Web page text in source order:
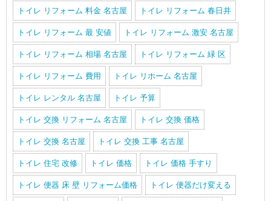
トイレ リフォーム 料金 名古屋 トイレ リフォーム 春日井
トイレ リフォーム 最 安値 トイレ リフォーム 激安 名古屋
トイレ リフォーム 相場 名古屋 トイレ リフォーム 緑 区
トイレ リフォーム 費用 トイレ リホーム 名古屋
トイレ レンタル 名古屋 トイレ 予算
トイレ 交換 リフォーム 名古屋 トイレ 交換 価格
トイレ 交換 名古屋 トイレ 交換 工事 名古屋
トイレ 住宅 改修 トイレ 価格 トイレ 価格 手すり
トイレ 便器 床 壁 リフォーム価格 トイレ 便器だけ変える